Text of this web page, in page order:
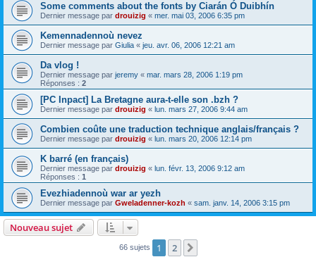
Some comments about the fonts by Ciarán Ó Duibhín
Dernier message par drouizig « mer. mai 03, 2006 6:35 pm
Kemennadennoù nevez
Dernier message par Giulia « jeu. avr. 06, 2006 12:21 am
Da vlog !
Dernier message par jeremy « mar. mars 28, 2006 1:19 pm
Réponses : 2
[PC Inpact] La Bretagne aura-t-elle son .bzh ?
Dernier message par drouizig « lun. mars 27, 2006 9:44 am
Combien coûte une traduction technique anglais/français ?
Dernier message par drouizig « lun. mars 20, 2006 12:14 pm
K barré (en français)
Dernier message par drouizig « lun. févr. 13, 2006 9:12 am
Réponses : 1
Evezhiadennoù war ar yezh
Dernier message par Gweladenner-kozh « sam. janv. 14, 2006 3:15 pm
Nouveau sujet
66 sujets 1 2